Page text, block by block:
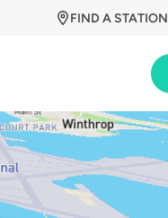
FIND A STATION